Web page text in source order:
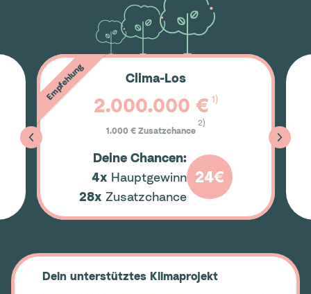
Empfehlung Clima-Los
2.000.000 € 1)
1.000 € Zusatzchance
2)
Deine Chancen:
4xHauptgewinn
28xZusatzchance
24€
Dein unterstütztes Klimaprojekt